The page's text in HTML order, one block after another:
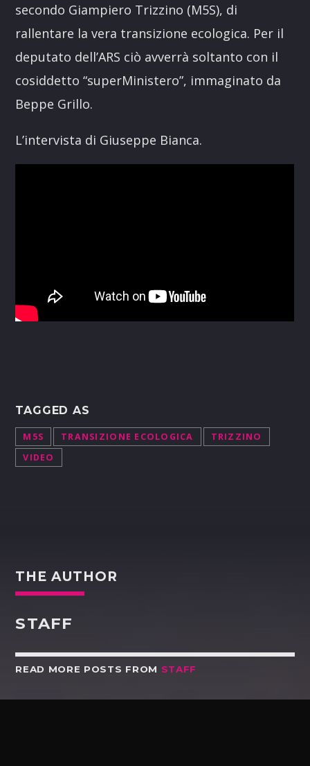
secondo Giampiero Trizzino (M5S), di
rallentare la vera transizione ecologica. Per il
deputato dell’ARS ciò avverrà soltanto con il
cosiddetto “superMinistero”, immaginato da
Beppe Grillo.
L’intervista di Giuseppe Bianca.
TAGGED AS
M5S TRANSIZIONE ECOLOGICA
TRIZZINO
VIDEO
THE AUTHOR
STAFF
READ MORE POSTS FROM STAFF